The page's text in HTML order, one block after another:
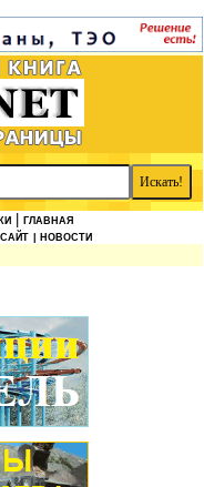
ГЛАВНАЯ
| НОВОСТИ